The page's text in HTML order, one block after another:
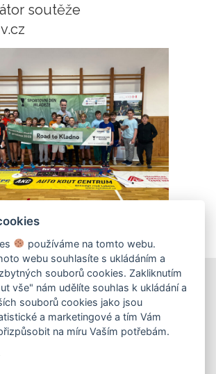
soutěže
KONTAKT
používáme na tomto webu.
webu souhlasíte s ukládáním a
souborů cookies. Zakliknutím
vše" nám udělíte souhlas k ukládání a
souborů cookies jako jsou
a marketingové a tím Vám
na míru Vaším potřebám.